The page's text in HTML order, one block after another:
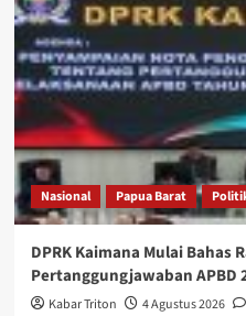
Nasional Papua Barat
DPRK Kaimana Mulai Bahas
Pertanggungjawaban APBD
Kabar Triton 4 Agustus 2026